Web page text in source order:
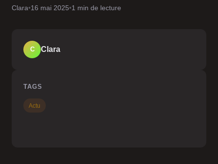
Clara•16 mai 2025•1 min de lecture
C Clara
TAGS
Actu